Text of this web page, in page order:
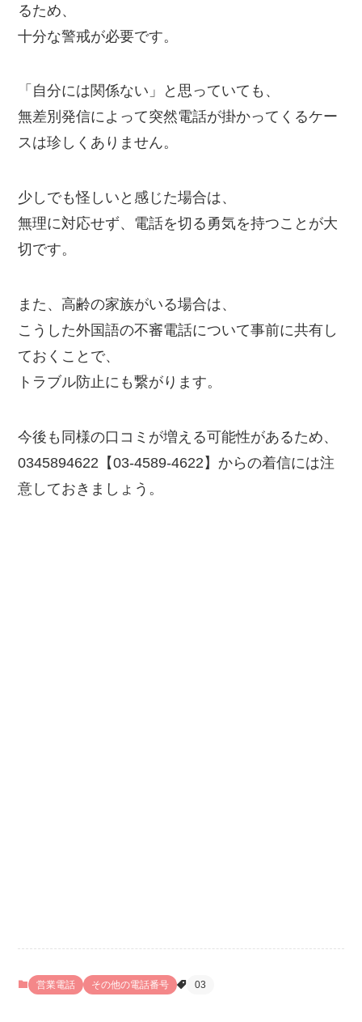
るため、
十分な警戒が必要です。
「自分には関係ない」と思っていても、
無差別発信によって突然電話が掛かってくるケー
スは珍しくありません。
少しでも怪しいと感じた場合は、
無理に対応せず、電話を切る勇気を持つことが大
切です。
また、高齢の家族がいる場合は、
こうした外国語の不審電話について事前に共有し
ておくことで、
トラブル防止にも繋がります。
今後も同様の口コミが増える可能性があるため、
0345894622【03-4589-4622】からの着信には注
意しておきましょう。
営業電話 その他の電話番号 03